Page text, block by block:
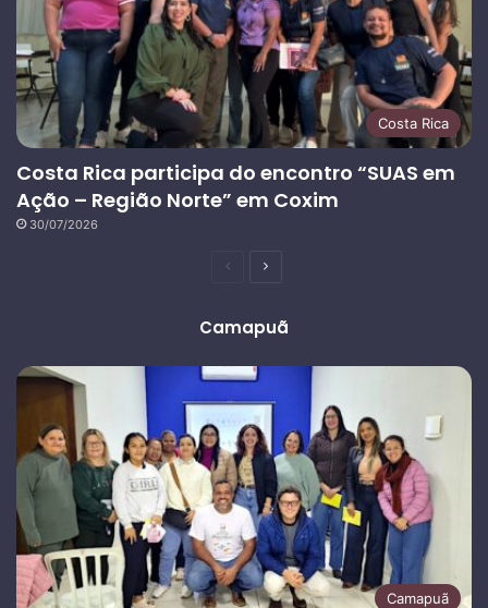
Costa Rica
Costa Rica participa do encontro “SUAS em
Ação – Região Norte” em Coxim
30/07/2026
PáginaPróxima
Camapuã
Camapuã